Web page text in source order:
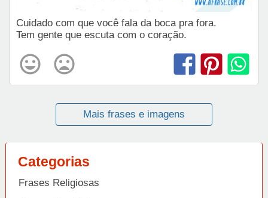
Cuidado com que você fala da boca pra fora.
Tem gente que escuta com o coração.
Mais frases e imagens
Categorias
Frases Religiosas